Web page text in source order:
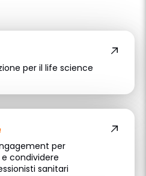
per il life science
per
condividere
sanitari